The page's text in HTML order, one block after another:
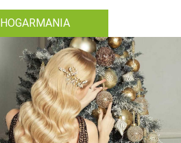
HOGARMANIA